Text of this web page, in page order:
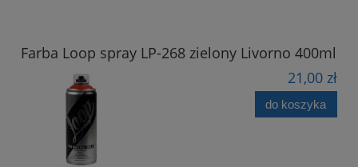
Farba Loop spray LP-268 zielony Livorno 400ml
21,00 zł
do koszyka